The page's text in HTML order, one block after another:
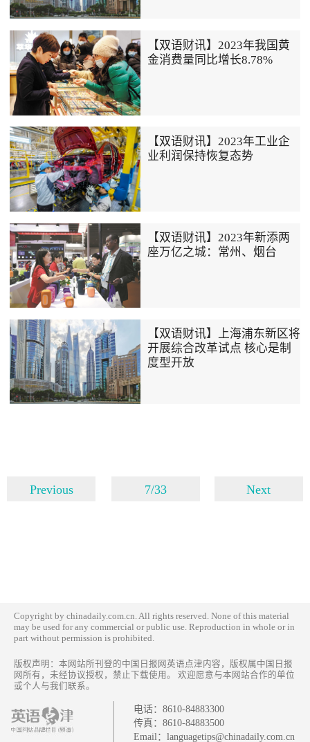
【双语财讯】2023年我国黄
金消费量同比增长8.78%
【双语财讯】2023年工业企
业利润保持恢复态势
【双语财讯】2023年新添两
座万亿之城：常州、烟台
【双语财讯】上海浦东新区将
开展综合改革试点 核心是制
度型开放
Previous 7/33 Next
Copyright by chinadaily.com.cn. All rights reserved. None of this material
may be used for any commercial or public use. Reproduction in whole or in
part without permission is prohibited.
版权声明：本网站所刊登的中国日报网英语点津内容，版权属中国日报
网所有，未经协议授权，禁止下载使用。 欢迎愿意与本网站合作的单位
或个人与我们联系。
电话： 8610-84883300
传真： 8610-84883500
Email： languagetips@chinadaily.com.cn